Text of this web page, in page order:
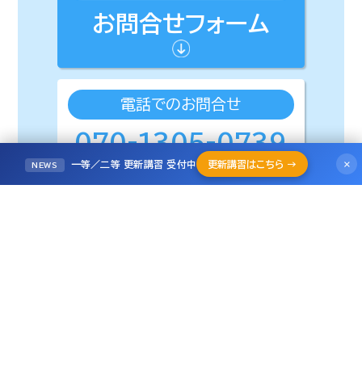
お問合せフォーム
電話でのお問合せ
070-1305-0739
受付時間 月〜金 9:00〜18:00
NEWS 一等／二等 更新講習 受付中 更新講習はこちら → ×